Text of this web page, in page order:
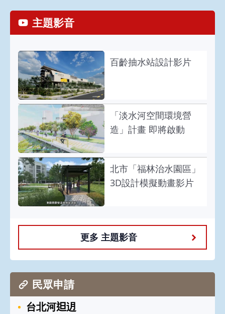
主題影音
百齡抽水站設計影片
「淡水河空間環境營
造」計畫 即將啟動
北市「福林治水園區」
3D設計模擬動畫影片
更多 主題影音
民眾申請
台北河𨑨迌